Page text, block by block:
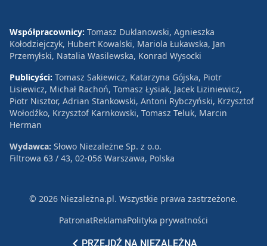
PRZEJDŹ NA NIEZALEŻNĄ
Współpracownicy: Tomasz Duklanowski, Agnieszka
Kołodziejczyk, Hubert Kowalski, Mariola Łukawska, Jan
Przemyłski, Natalia Wasilewska, Konrad Wysocki
Publicyści: Tomasz Sakiewicz, Katarzyna Gójska, Piotr
Lisiewicz, Michał Rachoń, Tomasz Łysiak, Jacek Liziniewicz,
Piotr Nisztor, Adrian Stankowski, Antoni Rybczyński, Krzysztof
Wołodźko, Krzysztof Karnkowski, Tomasz Teluk, Marcin
Herman
Wydawca: Słowo Niezależne Sp. z o.o.
Filtrowa 63 / 43, 02-056 Warszawa, Polska
© 2026 Niezależna.pl. Wszystkie prawa zastrzeżone.
PatronatReklamaPolityka prywatności